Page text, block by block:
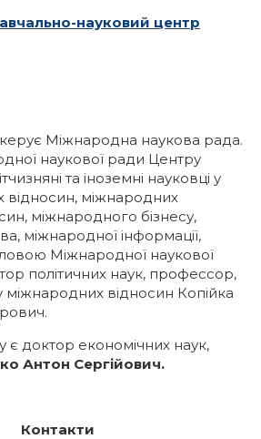
науковий центр
Міжнародна наукова рада.
наукової ради Центру
та іноземні науковці у
відносин, міжнародних
міжнародного бізнесу,
міжнародної інформації,
Міжнародної наукової
політичних наук, профессор,
міжнародних відносин Копійка
є доктор економічних наук,
Антон Сергійович.
Контакти